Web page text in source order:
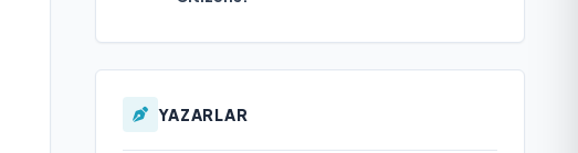
YAZARLAR